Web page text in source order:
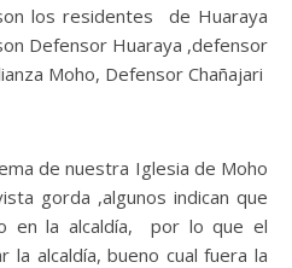
los residentes
de Huaraya
Defensor Huaraya ,defensor
Moho, Defensor Chañajari
de nuestra Iglesia de Moho
gorda ,algunos indican que
en la alcaldía,
por lo que el
la alcaldía, bueno cual fuera la